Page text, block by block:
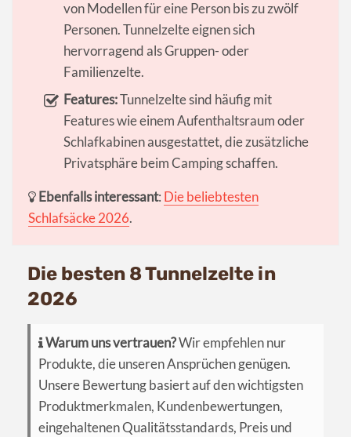
von Modellen für eine Person bis zu zwölf
Personen. Tunnelzelte eignen sich
hervorragend als Gruppen- oder
Familienzelte.
Features:Tunnelzelte sind häufig mit
Features wie einem Aufenthaltsraum oder
Schlafkabinen ausgestattet, die zusätzliche
Privatsphäre beim Camping schaffen.
Ebenfalls interessant: Die beliebtesten
Schlafsäcke 2026.
Die besten 8 Tunnelzelte in
2026
Warum uns vertrauen?Wir empfehlen nur
Produkte, die unseren Ansprüchen genügen.
Unsere Bewertung basiert auf den wichtigsten
Produktmerkmalen, Kundenbewertungen,
eingehaltenen Qualitätsstandards, Preis und